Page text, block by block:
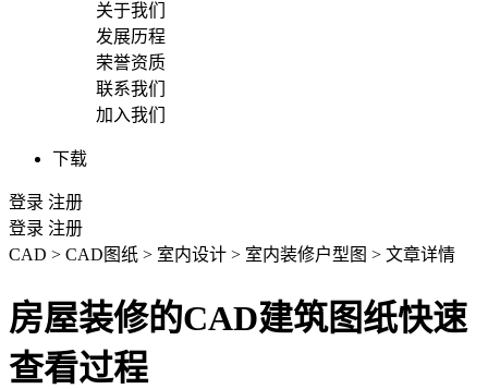
关于我们
发展历程
荣誉资质
联系我们
加入我们
下载
登录 注册
登录 注册
CAD > CAD图纸 > 室内设计 > 室内装修户型图 > 文章详情
房屋装修的CAD建筑图纸快速
查看过程